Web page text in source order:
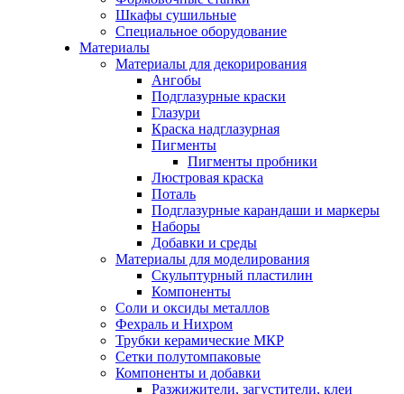
Шкафы сушильные
Специальное оборудование
Материалы
Материалы для декорирования
Ангобы
Подглазурные краски
Глазури
Краска надглазурная
Пигменты
Пигменты пробники
Люстровая краска
Поталь
Подглазурные карандаши и маркеры
Наборы
Добавки и среды
Материалы для моделирования
Скульптурный пластилин
Компоненты
Соли и оксиды металлов
Фехраль и Нихром
Трубки керамические МКР
Сетки полутомпаковые
Компоненты и добавки
Разжижители, загустители, клеи